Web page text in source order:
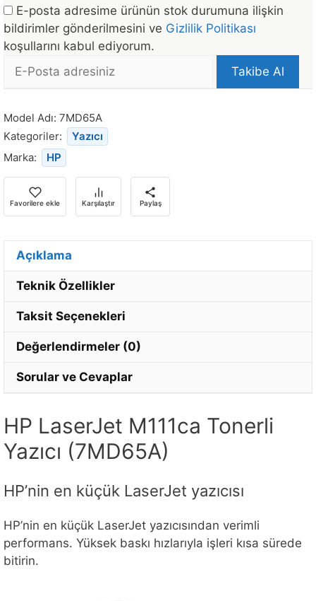
E-posta adresime ürünün stok durumuna ilişkin
bildirimler gönderilmesini ve Gizlilik Politikası
koşullarını kabul ediyorum.
posta
Takibe Al
ürün
stoğa
döndüğünde
bildirim
almak
için
e-
adresinizi
girin.
Model Adı: 7MD65A
Kategoriler:
Yazıcı
Marka:
HP
Favorilere ekle Karşılaştır Paylaş
Açıklama
Teknik Özellikler
Taksit Seçenekleri
Değerlendirmeler (0)
Sorular ve Cevaplar
HP LaserJet M111ca Tonerli
Yazıcı (7MD65A)
HP’nin en küçük LaserJet yazıcısı
HP’nin en küçük LaserJet yazıcısından verimli
performans. Yüksek baskı hızlarıyla işleri kısa sürede
bitirin.